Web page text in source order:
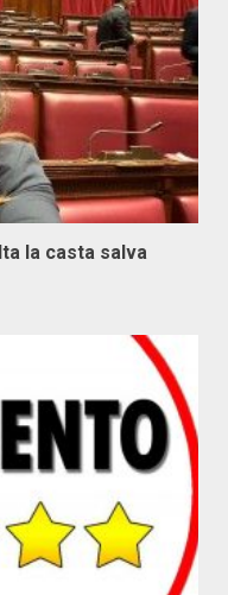
la casta salva